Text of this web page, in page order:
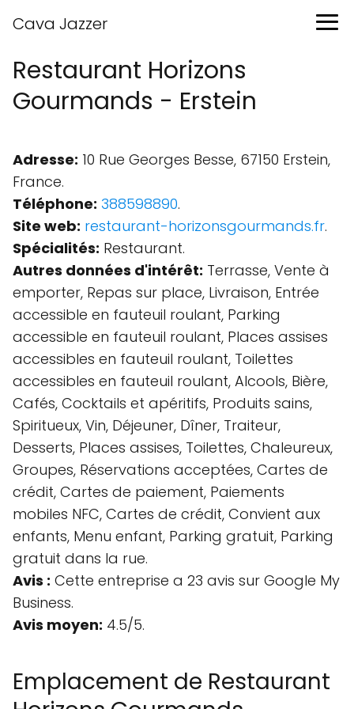
Cava Jazzer
Restaurant Horizons
Gourmands - Erstein
Adresse: 10 Rue Georges Besse, 67150 Erstein,
France.
Téléphone: 388598890.
Site web: restaurant-horizonsgourmands.fr.
Spécialités: Restaurant.
Autres données d'intérêt: Terrasse, Vente à
emporter, Repas sur place, Livraison, Entrée
accessible en fauteuil roulant, Parking
accessible en fauteuil roulant, Places assises
accessibles en fauteuil roulant, Toilettes
accessibles en fauteuil roulant, Alcools, Bière,
Cafés, Cocktails et apéritifs, Produits sains,
Spiritueux, Vin, Déjeuner, Dîner, Traiteur,
Desserts, Places assises, Toilettes, Chaleureux,
Groupes, Réservations acceptées, Cartes de
crédit, Cartes de paiement, Paiements
mobiles NFC, Cartes de crédit, Convient aux
enfants, Menu enfant, Parking gratuit, Parking
gratuit dans la rue.
Avis : Cette entreprise a 23 avis sur Google My
Business.
Avis moyen: 4.5/5.
Emplacement de Restaurant